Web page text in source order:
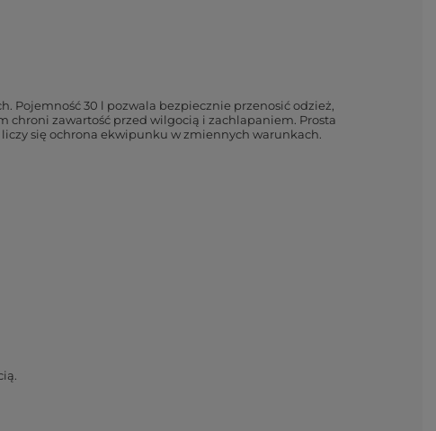
Pojemność 30 l pozwala bezpiecznie przenosić odzież,
chroni zawartość przed wilgocią i zachlapaniem. Prosta
się ochrona ekwipunku w zmiennych warunkach.